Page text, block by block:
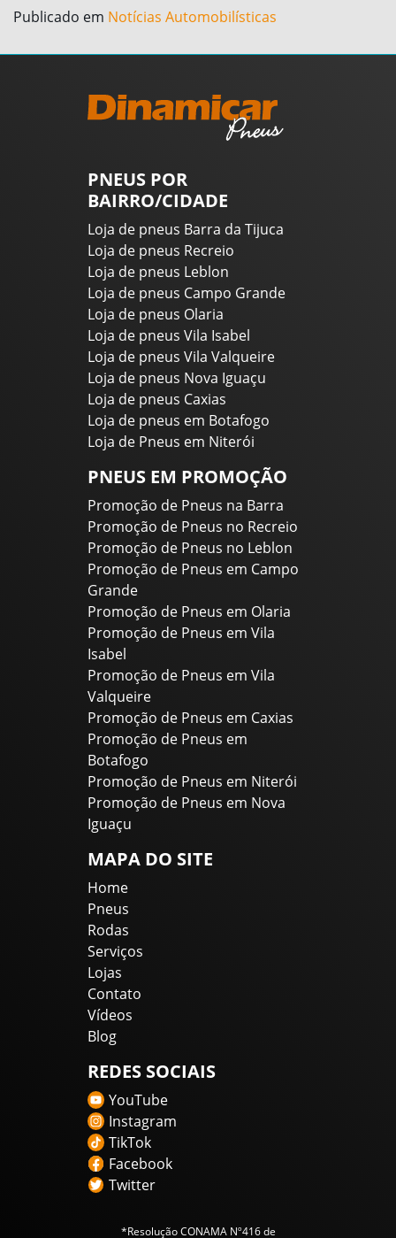
Publicado em Notícias Automobilísticas
PNEUS POR
BAIRRO/CIDADE
Loja de pneus Barra da Tijuca
Loja de pneus Recreio
Loja de pneus Leblon
Loja de pneus Campo Grande
Loja de pneus Olaria
Loja de pneus Vila Isabel
Loja de pneus Vila Valqueire
Loja de pneus Nova Iguaçu
Loja de pneus Caxias
Loja de pneus em Botafogo
Loja de Pneus em Niterói
PNEUS EM PROMOÇÃO
Promoção de Pneus na Barra
Promoção de Pneus no Recreio
Promoção de Pneus no Leblon
Promoção de Pneus em Campo
Grande
Promoção de Pneus em Olaria
Promoção de Pneus em Vila
Isabel
Promoção de Pneus em Vila
Valqueire
Promoção de Pneus em Caxias
Promoção de Pneus em
Botafogo
Promoção de Pneus em Niterói
Promoção de Pneus em Nova
Iguaçu
MAPA DO SITE
Home
Pneus
Rodas
Serviços
Lojas
Contato
Vídeos
Blog
REDES SOCIAIS
YouTube
Instagram
TikTok
Facebook
Twitter
*Resolução CONAMA Nº416 de